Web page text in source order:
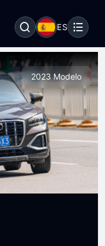
ES
2023 Modelo